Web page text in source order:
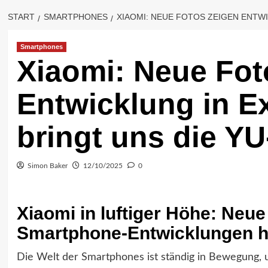
START SMARTPHONES XIAOMI: NEUE FOTOS ZEIGEN
Smartphones
Xiaomi: Neue
Entwicklung in
bringt uns die
Simon Baker 12/10/2025 0
Xiaomi in luftiger Höhe:
Smartphone-Entwicklungen
Die Welt der Smartphones ist ständig in